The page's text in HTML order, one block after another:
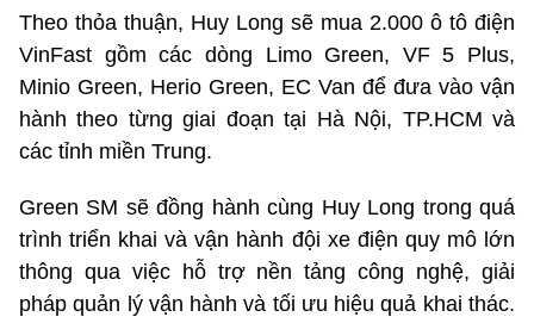
Theo thỏa thuận, Huy Long sẽ mua 2.000 ô tô điện
VinFast gồm các dòng Limo Green, VF 5 Plus,
Minio Green, Herio Green, EC Van để đưa vào vận
hành theo từng giai đoạn tại Hà Nội, TP.HCM và
các tỉnh miền Trung.
Green SM sẽ đồng hành cùng Huy Long trong quá
trình triển khai và vận hành đội xe điện quy mô lớn
thông qua việc hỗ trợ nền tảng công nghệ, giải
pháp quản lý vận hành và tối ưu hiệu quả khai thác.